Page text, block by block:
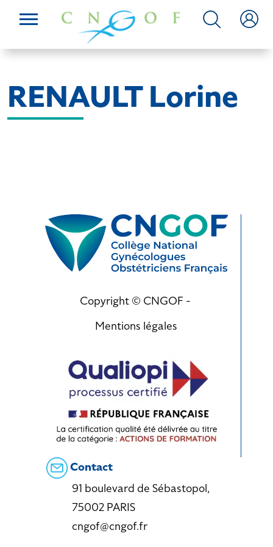
RENAULT Lorine
Copyright © CNGOF -
Mentions légales
Contact
91 boulevard de Sébastopol,
75002 PARIS
cngof@cngof.fr